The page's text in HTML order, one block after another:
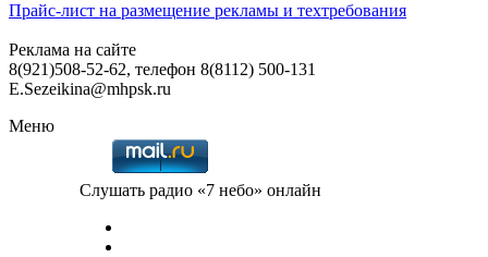
Прайс-лист на размещение рекламы и техтребования
Реклама на сайте
8(921)508-52-62, телефон 8(8112) 500-131
E.Sezeikina@mhpsk.ru
Меню
Слушать радио «7 небо» онлайн